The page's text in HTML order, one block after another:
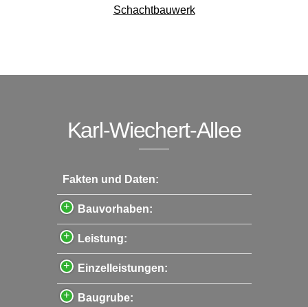
Schachtbauwerk
Karl-Wiechert-Allee
Fakten und Daten:
Bauvorhaben:
Leistung:
Einzelleistungen:
Baugrube: